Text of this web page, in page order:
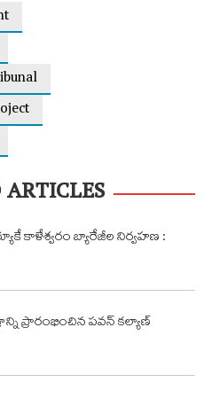
కాళేశ్వరం బ్యారేజీల నిర్వహణ :
ప్రారంభించిన పవన్ కల్యాణ్